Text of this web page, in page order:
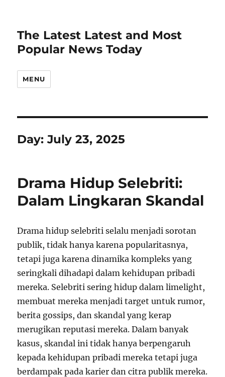
The Latest Latest and Most
Popular News Today
MENU
Day:July 23, 2025
Drama Hidup Selebriti:
Dalam Lingkaran Skandal
Drama hidup selebriti selalu menjadi sorotan
publik, tidak hanya karena popularitasnya,
tetapi juga karena dinamika kompleks yang
seringkali dihadapi dalam kehidupan pribadi
mereka. Selebriti sering hidup dalam limelight,
membuat mereka menjadi target untuk rumor,
berita gossips, dan skandal yang kerap
merugikan reputasi mereka. Dalam banyak
kasus, skandal ini tidak hanya berpengaruh
kepada kehidupan pribadi mereka tetapi juga
berdampak pada karier dan citra publik mereka.